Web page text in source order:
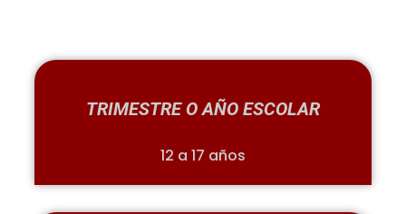
TRIMESTRE O AÑO ESCOLAR
12 a 17 años